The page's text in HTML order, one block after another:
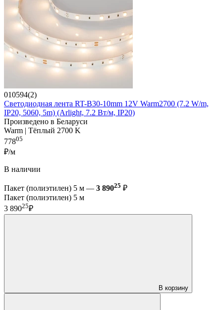
010594(2)
Светодиодная лента RT-B30-10mm 12V Warm2700 (7.2 W/m,
IP20, 5060, 5m) (Arlight, 7.2 Вт/м, IP20)
Произведено в Беларуси
Warm | Тёплый 2700 K
77805
₽/м
В наличии
Пакет (полиэтилен) 5 м — 3 89025 ₽
Пакет (полиэтилен) 5 м
3 89025₽
В корзину